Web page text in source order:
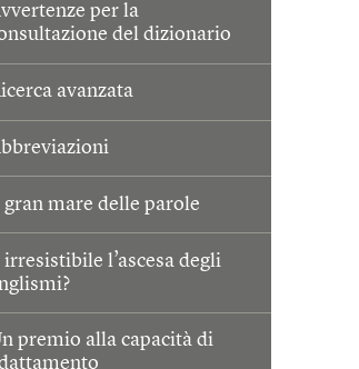
per la
del dizionario
avanzata
gran mare delle parole
irresistibile l’ascesa degli
premio alla capacità di